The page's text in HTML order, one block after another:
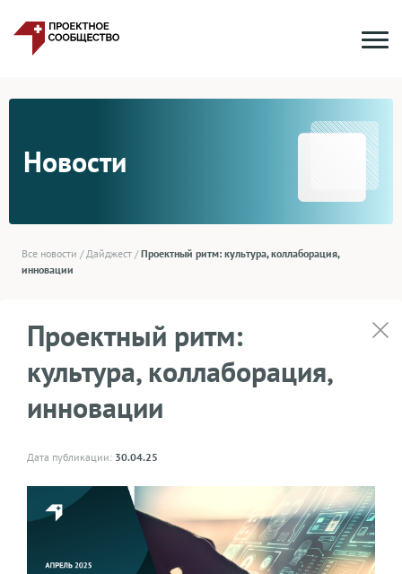
Новости
Все новости /Дайджест /Проектный ритм: культура, коллаборация,
инновации
Проектный ритм:
культура, коллаборация,
инновации
Дата публикации: 30.04.25